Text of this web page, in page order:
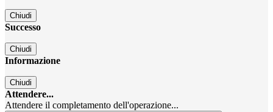
Chiudi
Successo
Chiudi
Informazione
Chiudi
Attendere...
Attendere il completamento dell'operazione...